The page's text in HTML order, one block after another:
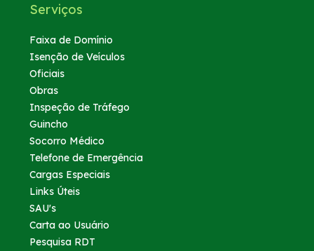
Serviços
Faixa de Domínio
Isenção de Veículos
Oficiais
Obras
Inspeção de Tráfego
Guincho
Socorro Médico
Telefone de Emergência
Cargas Especiais
Links Úteis
SAU's
Carta ao Usuário
Pesquisa RDT